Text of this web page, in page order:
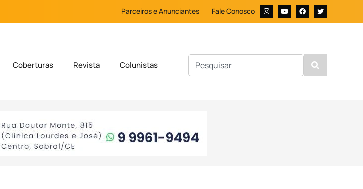
Parceiros e Anunciantes Fale Conosco
Coberturas Revista Colunistas